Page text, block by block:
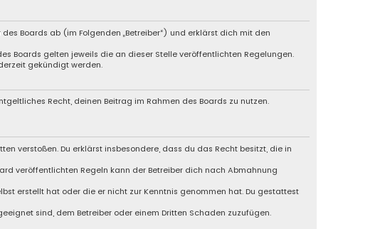
Boards ab (im Folgenden „Betreiber“) und erklärst dich mit den
Boards gelten jeweils die an dieser Stelle veröffentlichten Regelungen.
gekündigt werden.
Recht, deinen Beitrag im Rahmen des Boards zu nutzen.
verstoßen. Du erklärst insbesondere, dass du das Recht besitzt, die in
veröffentlichten Regeln kann der Betreiber dich nach Abmahnung
erstellt hat oder die er nicht zur Kenntnis genommen hat. Du gestattest
sind, dem Betreiber oder einem Dritten Schaden zuzufügen.